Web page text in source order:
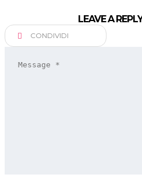
CONDIVIDI
LEAVE A